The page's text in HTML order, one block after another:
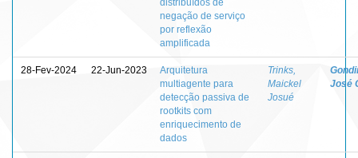
negação de serviço
por reflexão
amplificada
28-Fev-2024 22-Jun-2023
Arquitetura
multiagente para
detecção passiva de
rootkits com
enriquecimento de
dados
Trinks,
Maickel
Josué
José